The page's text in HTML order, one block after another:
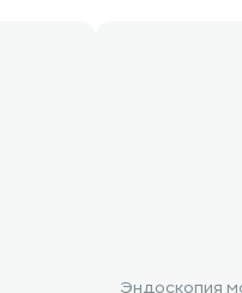
Эндоскопия